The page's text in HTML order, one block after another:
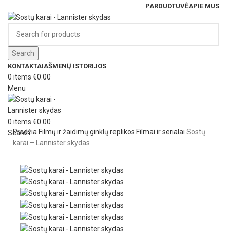
PARDUOTUVĖAPIE MUS
Search
KONTAKTAIAŠMENŲ ISTORIJOS
0 items €0.00
Menu
0 items €0.00
Search
Pradžia Filmų ir žaidimų ginklų replikos Filmai ir serialai Sostų
karai – Lannister skydas